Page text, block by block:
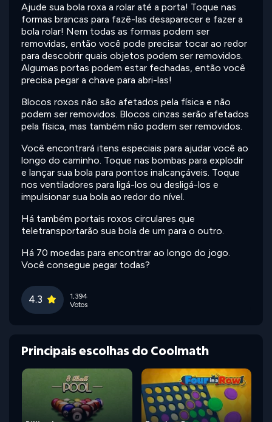
Ajude sua bola roxa a rolar até a porta! Toque nas
formas brancas para fazê-las desaparecer e fazer a
bola rolar! Nem todas as formas podem ser
removidas, então você pode precisar tocar ao redor
para descobrir quais objetos podem ser removidos.
Algumas portas podem estar fechadas, então você
precisa pegar a chave para abri-las!
Blocos roxos não são afetados pela física e não
podem ser removidos. Blocos cinzas serão afetados
pela física, mas também não podem ser removidos.
Você encontrará itens especiais para ajudar você ao
longo do caminho. Toque nas bombas para explodir
e lançar sua bola para pontos inalcançáveis. Toque
nos ventiladores para ligá-los ou desligá-los e
impulsionar sua bola ao redor do nível.
Há também portais roxos circulares que
teletransportarão sua bola de um para o outro.
Há 70 moedas para encontrar ao longo do jogo.
Você consegue pegar todas?
4.3
1,394
Votos
Principais escolhas do Coolmath